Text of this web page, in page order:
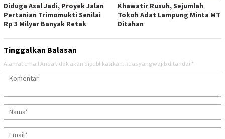
Diduga Asal Jadi, Proyek Jalan
Pertanian Trimomukti Senilai
Rp 3 Milyar Banyak Retak
Khawatir Rusuh, Sejumlah
Tokoh Adat Lampung Minta MT
Ditahan
Tinggalkan Balasan
Alamat email Anda tidak akan dipublikasikan. Ruas yang wajib ditandai *